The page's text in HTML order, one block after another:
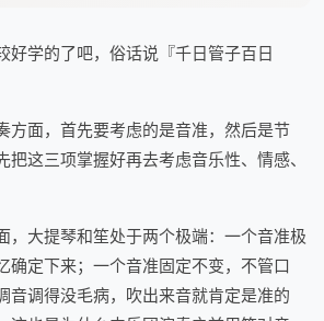
好学的了吧，俗话说『千日管子百日
方面，首先要考虑的是音准，然后是节
把这三项掌握好再去考虑音乐性、情感、
，大提琴和笙处于两个极端：一个音准极
确定下来；一个音准固定不变，不管口
音调得没毛病，吹出来音就肯定是准的